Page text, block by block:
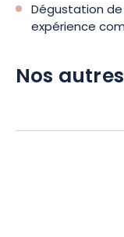
Dégustation
expérience
Nos